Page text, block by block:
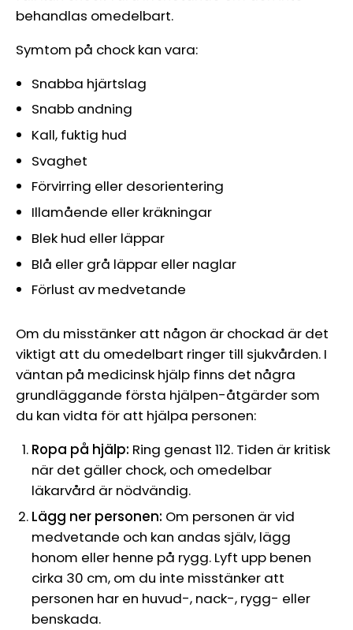
behandlas omedelbart.
Symtom på chock kan vara:
Snabba hjärtslag
Snabb andning
Kall, fuktig hud
Svaghet
Förvirring eller desorientering
Illamående eller kräkningar
Blek hud eller läppar
Blå eller grå läppar eller naglar
Förlust av medvetande
Om du misstänker att någon är chockad är det
viktigt att du omedelbart ringer till sjukvården. I
väntan på medicinsk hjälp finns det några
grundläggande första hjälpen-åtgärder som
du kan vidta för att hjälpa personen:
Ropa på hjälp: Ring genast 112. Tiden är kritisk
när det gäller chock, och omedelbar
läkarvård är nödvändig.
Lägg ner personen: Om personen är vid
medvetande och kan andas själv, lägg
honom eller henne på rygg. Lyft upp benen
cirka 30 cm, om du inte misstänker att
personen har en huvud-, nack-, rygg- eller
benskada.